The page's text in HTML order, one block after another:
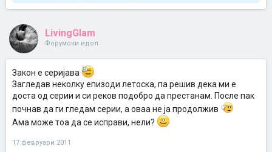
LivingGlam
Форумски идол
Закон е серијава
Загледав неколку епизоди летоска, па решив дека ми е
доста од серии и си реков подобро да престанам. После пак
почнав да ги гледам серии, а оваа не ја продолжив
Ама може тоа да се исправи, нели?
17 февруари 2011